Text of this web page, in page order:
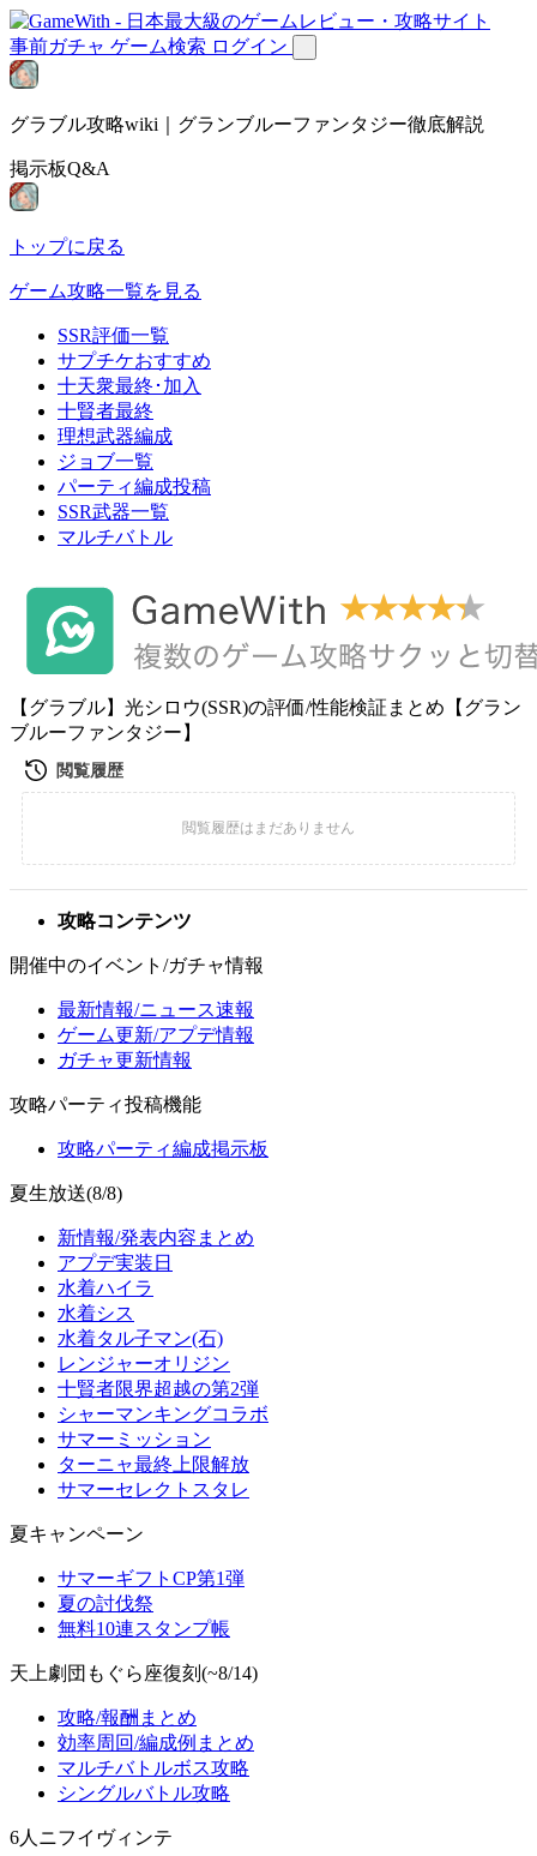
事前ガチャ ゲーム検索 ログイン
グラブル攻略wiki｜グランブルーファンタジー徹底解説
掲示板Q&A
トップに戻る
ゲーム攻略一覧を見る
SSR評価一覧
サプチケおすすめ
十天衆最終･加入
十賢者最終
理想武器編成
ジョブ一覧
パーティ編成投稿
SSR武器一覧
マルチバトル
【グラブル】光シロウ(SSR)の評価/性能検証まとめ【グラン
ブルーファンタジー】
攻略コンテンツ
開催中のイベント/ガチャ情報
最新情報/ニュース速報
ゲーム更新/アプデ情報
ガチャ更新情報
攻略パーティ投稿機能
攻略パーティ編成掲示板
夏生放送(8/8)
新情報/発表内容まとめ
アプデ実装日
水着ハイラ
水着シス
水着タル子マン(石)
レンジャーオリジン
十賢者限界超越の第2弾
シャーマンキングコラボ
サマーミッション
ターニャ最終上限解放
サマーセレクトスタレ
夏キャンペーン
サマーギフトCP第1弾
夏の討伐祭
無料10連スタンプ帳
天上劇団もぐら座復刻(~8/14)
攻略/報酬まとめ
効率周回/編成例まとめ
マルチバトルボス攻略
シングルバトル攻略
6人ニフイヴィンテ